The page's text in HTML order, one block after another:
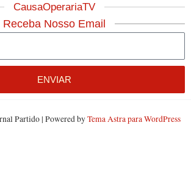
CausaOperariaTV
Receba Nosso Email
ENVIAR
Partido | Powered byTema Astra para WordPress